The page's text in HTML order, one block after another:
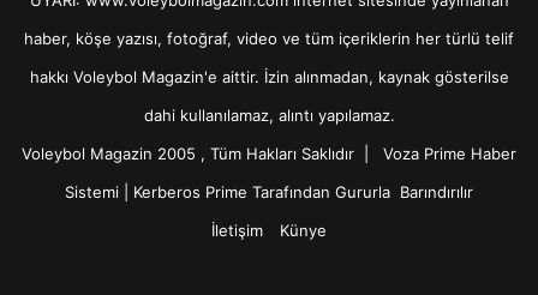
haber, köşe yazısı, fotoğraf, video ve tüm içeriklerin her türlü telif
hakkı Voleybol Magazin'e aittir. İzin alınmadan, kaynak gösterilse
dahi kullanılamaz, alıntı yapılamaz.
Voleybol Magazin 2005 , Tüm Hakları Saklıdır | Voza Prime Haber
Sistemi
Kerberos Prime Tarafından Gururla Barındırılır
İletişim
Künye